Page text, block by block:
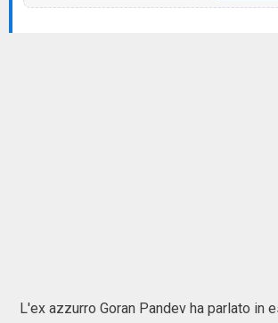
L'ex azzurro Goran Pandev ha parlato in